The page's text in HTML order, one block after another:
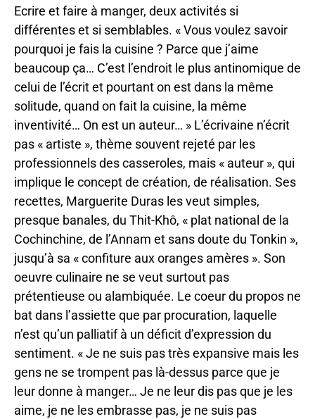
Ecrire et faire à manger, deux activités si
différentes et si semblables. « Vous voulez savoir
pourquoi je fais la cuisine ? Parce que j’aime
beaucoup ça… C’est l’endroit le plus antinomique de
celui de l’écrit et pourtant on est dans la même
solitude, quand on fait la cuisine, la même
inventivité… On est un auteur… » L’écrivaine n’écrit
pas « artiste », thème souvent rejeté par les
professionnels des casseroles, mais « auteur », qui
implique le concept de création, de réalisation. Ses
recettes, Marguerite Duras les veut simples,
presque banales, du Thit-Khô, « plat national de la
Cochinchine, de l’Annam et sans doute du Tonkin »,
jusqu’à sa « confiture aux oranges amères ». Son
oeuvre culinaire ne se veut surtout pas
prétentieuse ou alambiquée. Le coeur du propos ne
bat dans l’assiette que par procuration, laquelle
n’est qu’un palliatif à un déficit d’expression du
sentiment. « Je ne suis pas très expansive mais les
gens ne se trompent pas là-dessus parce que je
leur donne à manger… Je ne leur dis pas que je les
aime, je ne les embrasse pas, je ne suis pas